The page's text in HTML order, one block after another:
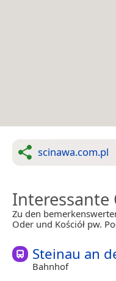
scinawa.com.pl
Interessante
Zu den
Oder und Kościół pw.
Steinau an
Bahnhof